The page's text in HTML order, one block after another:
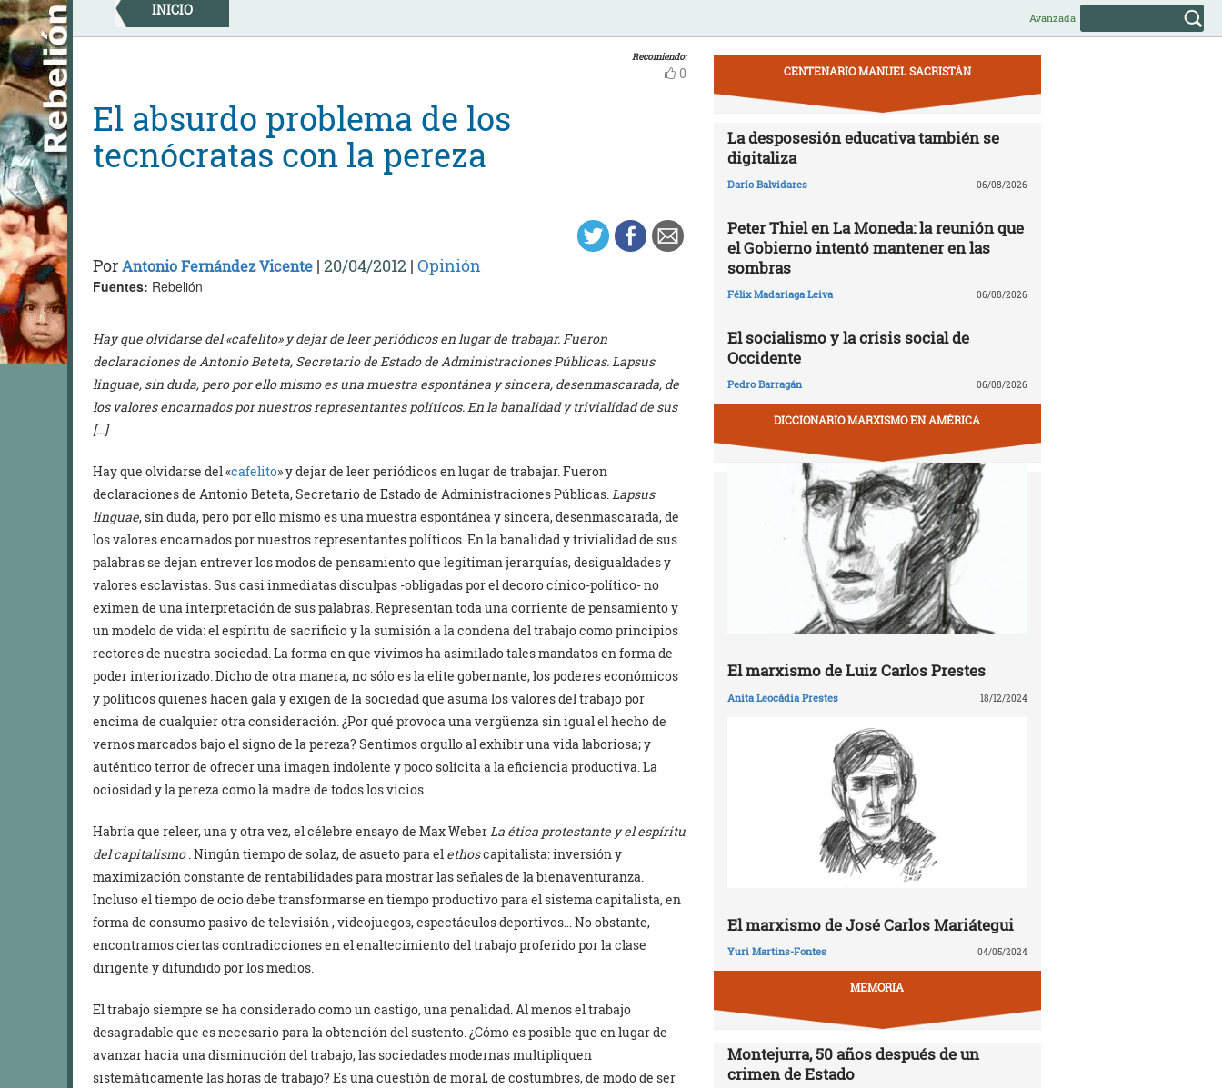
Skip
to
content
INICIO Avanzada
Recomiendo:
0
El absurdo problema de los
tecnócratas con la pereza
PorAntonio Fernández Vicente | 20/04/2012 | Opinión
Fuentes: Rebelión
Hay que olvidarse del «cafelito» y dejar de leer periódicos en lugar de trabajar. Fueron
declaraciones de Antonio Beteta, Secretario de Estado de Administraciones Públicas. Lapsus
linguae, sin duda, pero por ello mismo es una muestra espontánea y sincera, desenmascarada, de
los valores encarnados por nuestros representantes políticos. En la banalidad y trivialidad de sus
[…]
Hay que olvidarse del «cafelito» y dejar de leer periódicos en lugar de trabajar. Fueron
declaraciones de Antonio Beteta, Secretario de Estado de Administraciones Públicas.Lapsus
linguae, sin duda, pero por ello mismo es una muestra espontánea y sincera, desenmascarada, de
los valores encarnados por nuestros representantes políticos. En la banalidad y trivialidad de sus
palabras se dejan entrever los modos de pensamiento que legitiman jerarquías, desigualdades y
valores esclavistas. Sus casi inmediatas disculpas -obligadas por el decoro cínico-político- no
eximen de una interpretación de sus palabras. Representan toda una corriente de pensamiento y
un modelo de vida: el espíritu de sacrificio y la sumisión a la condena del trabajo como principios
rectores de nuestra sociedad. La forma en que vivimos ha asimilado tales mandatos en forma de
poder interiorizado. Dicho de otra manera, no sólo es la elite gobernante, los poderes económicos
y políticos quienes hacen gala y exigen de la sociedad que asuma los valores del trabajo por
encima de cualquier otra consideración. ¿Por qué provoca una vergüenza sin igual el hecho de
vernos marcados bajo el signo de la pereza? Sentimos orgullo al exhibir una vida laboriosa; y
auténtico terror de ofrecer una imagen indolente y poco solícita a la eficiencia productiva. La
ociosidad y la pereza como la madre de todos los vicios.
Habría que releer, una y otra vez, el célebre ensayo de Max WeberLa ética protestante y el espíritu
del capitalismo. Ningún tiempo de solaz, de asueto para el ethoscapitalista: inversión y
maximización constante de rentabilidades para mostrar las señales de la bienaventuranza.
Incluso el tiempo de ocio debe transformarse en tiempo productivo para el sistema capitalista, en
forma de consumo pasivo de televisión , videojuegos, espectáculos deportivos… No obstante,
encontramos ciertas contradicciones en el enaltecimiento del trabajo proferido por la clase
dirigente y difundido por los medios.
El trabajo siempre se ha considerado como un castigo, una penalidad. Al menos el trabajo
desagradable que es necesario para la obtención del sustento. ¿Cómo es posible que en lugar de
avanzar hacia una disminución del trabajo, las sociedades modernas multipliquen
sistemáticamente las horas de trabajo? Es una cuestión de moral, de costumbres, de modo de ser
CENTENARIO MANUEL SACRISTÁN
La desposesión educativa también se
digitaliza
Darío Balvidares 06/08/2026
Peter Thiel en La Moneda: la reunión que
el Gobierno intentó mantener en las
sombras
Félix Madariaga Leiva 06/08/2026
El socialismo y la crisis social de
Occidente
Pedro Barragán 06/08/2026
DICCIONARIO MARXISMO EN AMÉRICA
El marxismo de Luiz Carlos Prestes
Anita Leocádia Prestes 18/12/2024
El marxismo de José Carlos Mariátegui
Yuri Martins-Fontes 04/05/2024
MEMORIA
Montejurra, 50 años después de un
crimen de Estado